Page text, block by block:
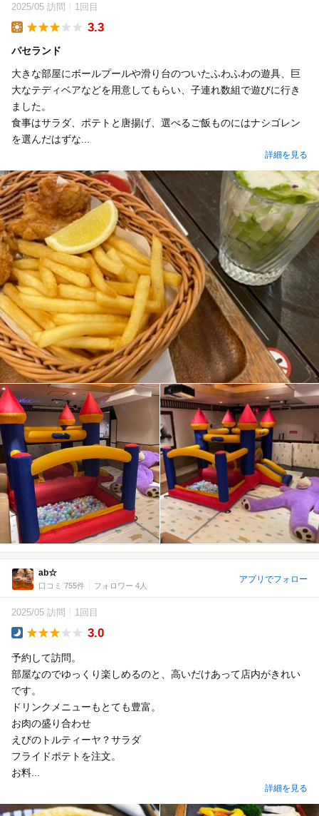
2025/05 訪問 1回目
3.3
パセランド
大きな部屋にボールプールや滑り台のついたふわふわの遊具、巨
大なテディベアなどを用意してもらい、子連れ数組で遊びに行き
ました。
食事はサラダ、ポテトと唐揚げ、選べるご飯ものにはナシゴレン
を選んだはずな...
詳細を見る
ab☆
口コミ 755件 フォロワー 4人
アプリでフォロー
2025/05 訪問 1回目
3.0
予約して訪問。
部屋なのでゆっくり楽しめるのと、高いだけあって店内がきれい
です。
ドリンクメニューもとても豊富。
お肉の盛り合わせ
えびのトルティーヤ？サラダ
フライドポテトを注文。
お料...
詳細を見る